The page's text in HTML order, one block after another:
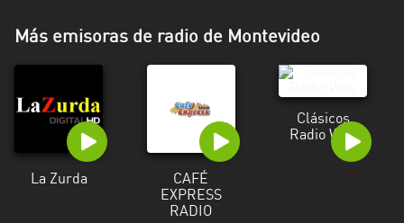
Más emisoras de radio de Montevideo
La Zurda
CAFÉ
EXPRESS
RADIO
Clásicos
Radio Web